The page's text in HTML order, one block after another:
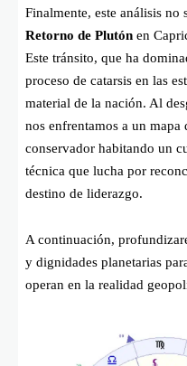
Finalmente, este análisis
Retorno de Plutón en
Este tránsito, que ha
proceso de catarsis en las
material de la nación. Al
nos enfrentamos a un
conservador habitando un
técnica que lucha por
destino de liderazgo.
A continuación,
y dignidades planetarias
operan en la realidad